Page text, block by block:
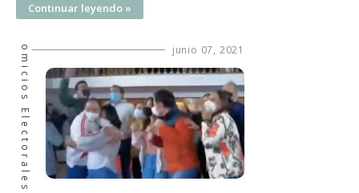
Continuar leyendo »
junio 07, 2021
Comicios Electorales